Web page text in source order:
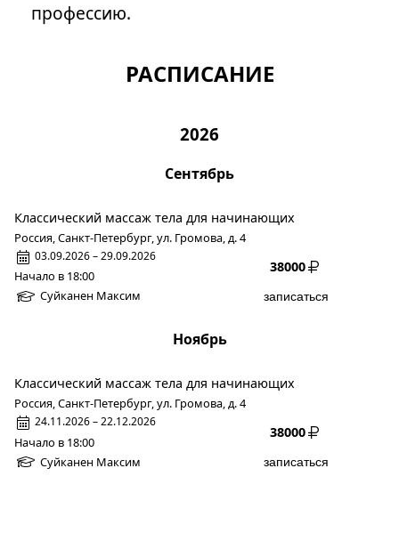
профессию.
РАСПИСАНИЕ
2026
Сентябрь
Классический массаж тела для начинающих
Россия, Санкт-Петербург, ул. Громова, д. 4
03.09.2026 – 29.09.2026
Начало в 18:00
Суйканен Максим
38000
записаться
Ноябрь
Классический массаж тела для начинающих
Россия, Санкт-Петербург, ул. Громова, д. 4
24.11.2026 – 22.12.2026
Начало в 18:00
Суйканен Максим
38000
записаться